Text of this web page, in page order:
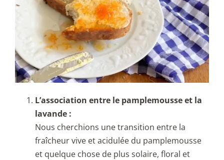
L’association entre le pamplemousse et la
lavande :
Nous cherchions une transition entre la
fraîcheur vive et acidulée du pamplemousse
et quelque chose de plus solaire, floral et